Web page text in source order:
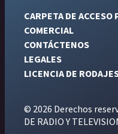
CARPETA DE ACCESO
COMERCIAL
CONTÁCTENOS
LEGALES
LICENCIA DE
© 2026 Derechos
DE RADIO Y